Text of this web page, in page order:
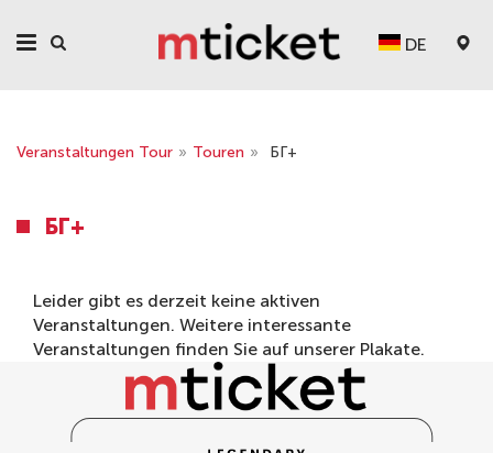
DE
Veranstaltungen Tour » Touren » БГ+
БГ+
Leider gibt es derzeit keine aktiven
Veranstaltungen. Weitere interessante
Veranstaltungen finden Sie auf unserer Plakate.